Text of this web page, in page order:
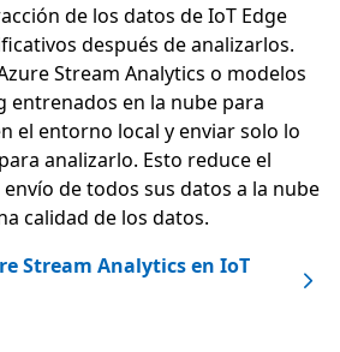
de los datos de IoT Edge
después de analizarlos.
Stream Analytics o modelos
entrenados en la nube para
el entorno local y enviar solo lo
analizarlo. Esto reduce el
de todos sus datos a la nube
calidad de los datos.
Stream Analytics en IoT